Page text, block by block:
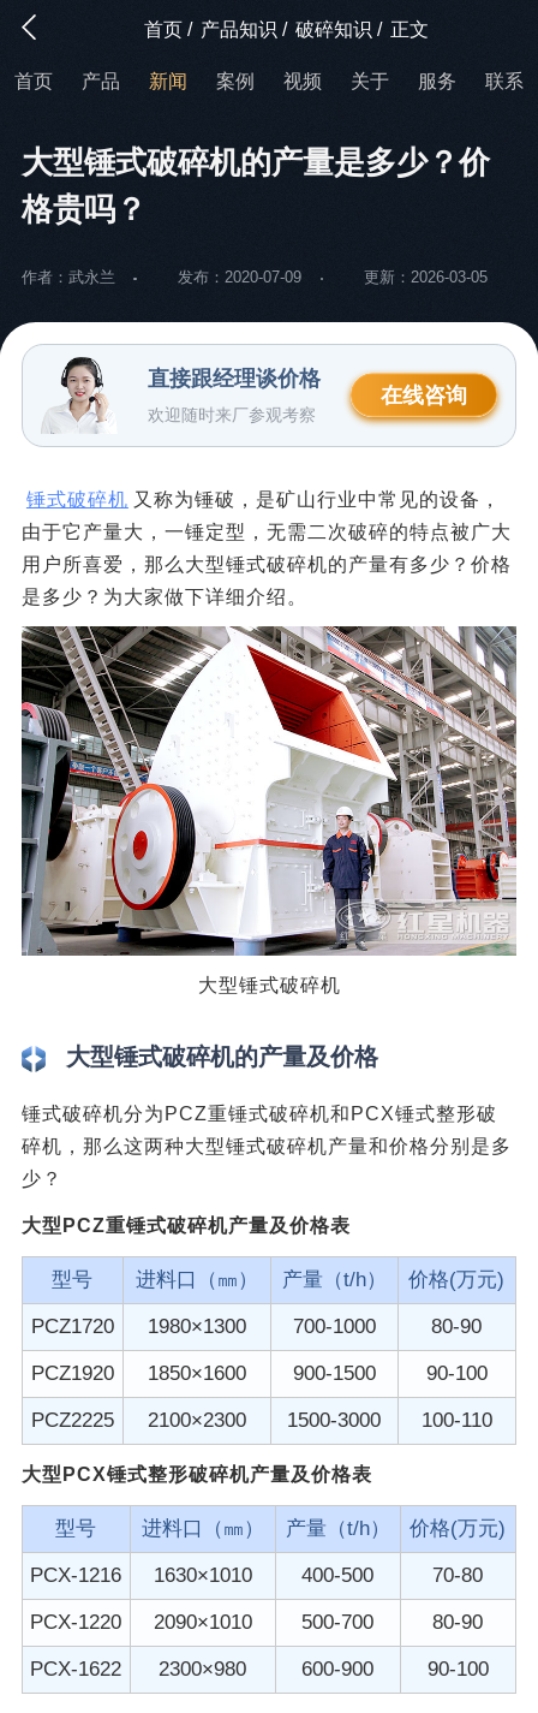
首页 / 产品知识 / 破碎知识 / 正文
首页 产品 新闻 案例 视频 关于 服务 联系
大型锤式破碎机的产量是多少？价
格贵吗？
作者：武永兰 发布：2020-07-09 更新：2026-03-05
直接跟经理谈价格
欢迎随时来厂参观考察
在线咨询
锤式破碎机 又称为锤破，是矿山行业中常见的设备，
由于它产量大，一锤定型，无需二次破碎的特点被广大
用户所喜爱，那么大型锤式破碎机的产量有多少？价格
是多少？为大家做下详细介绍。
大型锤式破碎机
大型锤式破碎机的产量及价格
锤式破碎机分为PCZ重锤式破碎机和PCX锤式整形破
碎机，那么这两种大型锤式破碎机产量和价格分别是多
少？
大型PCZ重锤式破碎机产量及价格表
型号 进料口（㎜） 产量（t/h） 价格(万元)
PCZ1720 1980×1300 700-1000 80-90
PCZ1920 1850×1600 900-1500 90-100
PCZ2225 2100×2300 1500-3000 100-110
大型PCX锤式整形破碎机产量及价格表
型号 进料口（㎜） 产量（t/h） 价格(万元)
PCX-1216 1630×1010 400-500 70-80
PCX-1220 2090×1010 500-700 80-90
PCX-1622 2300×980 600-900 90-100